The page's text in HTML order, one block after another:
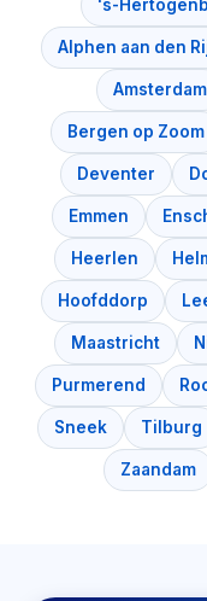
's-
Alphen aan den
Amsterdam
Bergen op Zoom
Deventer
Emmen
Heerlen
Hoofddorp
Maastricht
Purmerend
Sneek Tilburg
Zaandam